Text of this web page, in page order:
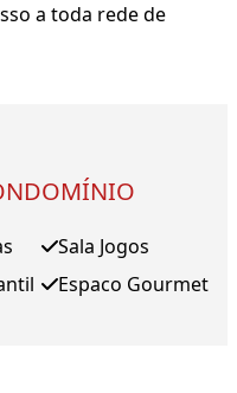
a toda rede de
Sala Jogos
Espaco Gourmet